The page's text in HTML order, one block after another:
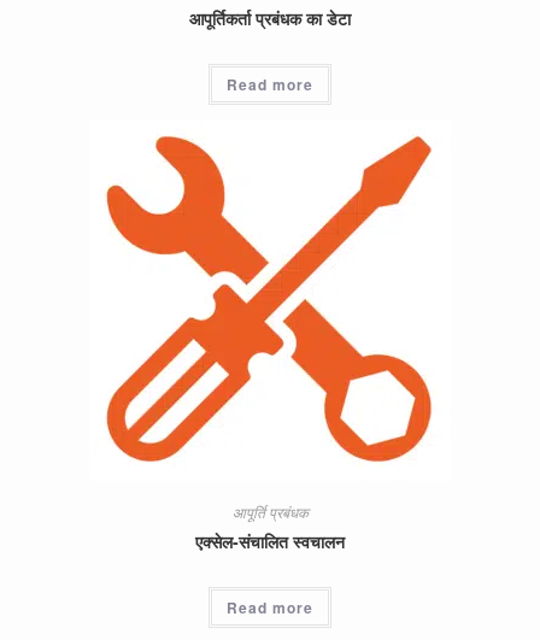
आपूर्तिकर्ता प्रबंधक का डेटा
Read more
आपूर्ति प्रबंधक
एक्सेल-संचालित स्वचालन
Read more